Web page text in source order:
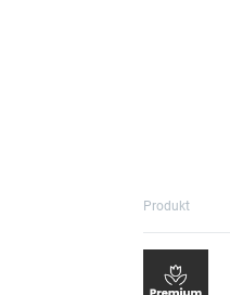
Produkt